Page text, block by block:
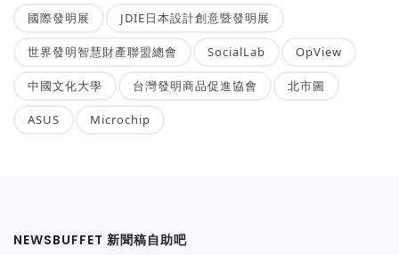
國際發明展 JDIE日本設計創意暨發明展
世界發明智慧財產聯盟總會 SocialLab OpView
中國文化大學 台灣發明商品促進協會 北市圖
ASUS Microchip
NEWSBUFFET 新聞稿自助吧